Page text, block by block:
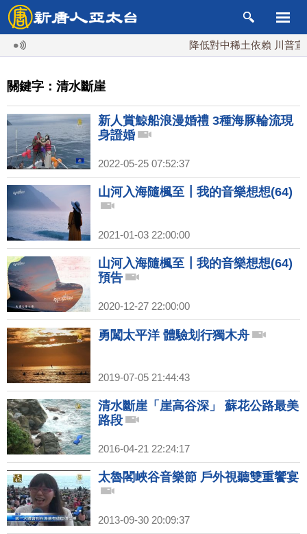
降低對中稀土依賴 川普宣
關鍵字：清水斷崖
新人賞鯨船浪漫婚禮 3種海豚輪流現
身證婚
2022-05-25 07:52:37
山河入海隨楓至┃我的音樂想想(64)
2021-01-03 22:00:00
山河入海隨楓至┃我的音樂想想(64)
預告
2020-12-27 22:00:00
勇闖太平洋 體驗划行獨木舟
2019-07-05 21:44:43
清水斷崖「崖高谷深」 蘇花公路最美
路段
2016-04-21 22:24:17
太魯閣峽谷音樂節 戶外視聽雙重饗宴
2013-09-30 20:09:37